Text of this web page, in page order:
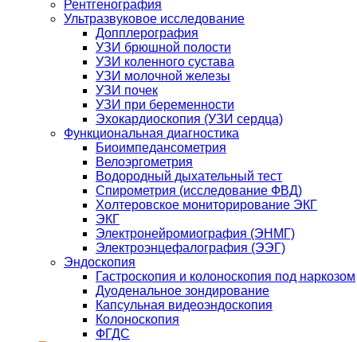
Рентгенография
Ультразвуковое исследование
Допплерография
УЗИ брюшной полости
УЗИ коленного сустава
УЗИ молочной железы
УЗИ почек
УЗИ при беременности
Эхокардиоскопия (УЗИ сердца)
Функциональная диагностика
Биоимпедансометрия
Велоэргометрия
Водородный дыхательный тест
Спирометрия (исследование ФВД)
Холтеровское мониторирование ЭКГ
ЭКГ
Электронейромиография (ЭНМГ)
Электроэнцефалография (ЭЭГ)
Эндоскопия
Гастроскопия и колоноскопия под наркозом
Дуоденальное зондирование
Капсульная видеоэндоскопия
Колоноскопия
ФГДС